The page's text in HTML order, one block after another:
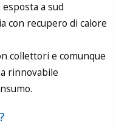
a sud
con recupero di calore
collettori e comunque
rinnovabile